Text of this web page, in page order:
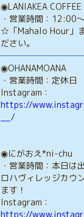
◉LANIAKEA COFFEE
・営業時間：12:00
☆「Mahalo Hour」
ださい。
◉OHANAMOANA
・営業時間：定休日
Instagram：
https://
__/
◉にがおえ*ni-chu
・営業時間：本日は
ロハヴィレッジカウ
ます！
Instagram：
https://